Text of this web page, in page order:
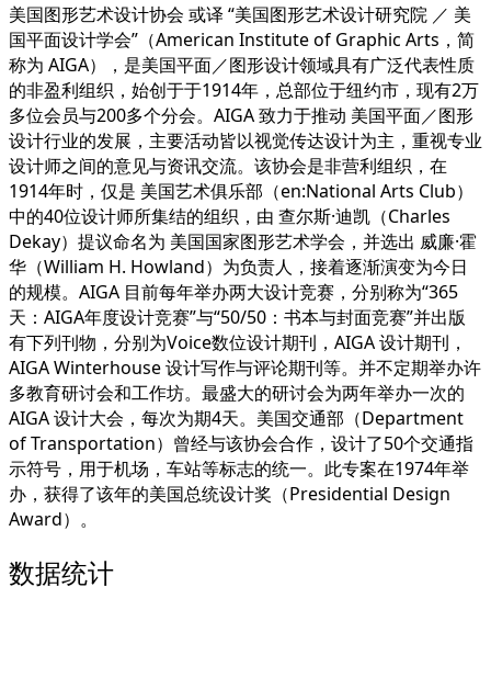
美国图形艺术设计协会 或译 “美国图形艺术设计研究院 ／ 美
国平面设计学会”（American Institute of Graphic Arts，简
称为 AIGA），是美国平面／图形设计领域具有广泛代表性质
的非盈利组织，始创于于1914年，总部位于纽约市，现有2万
多位会员与200多个分会。AIGA 致力于推动 美国平面／图形
设计行业的发展，主要活动皆以视觉传达设计为主，重视专业
设计师之间的意见与资讯交流。该协会是非营利组织，在
1914年时，仅是 美国艺术俱乐部（en:National Arts Club）
中的40位设计师所集结的组织，由 查尔斯·迪凯（Charles
Dekay）提议命名为 美国国家图形艺术学会，并选出 威廉·霍
华（William H. Howland）为负责人，接着逐渐演变为今日
的规模。AIGA 目前每年举办两大设计竞赛，分别称为“365
天：AIGA年度设计竞赛”与“50/50：书本与封面竞赛”并出版
有下列刊物，分别为Voice数位设计期刊，AIGA 设计期刊，
AIGA Winterhouse 设计写作与评论期刊等。并不定期举办许
多教育研讨会和工作坊。最盛大的研讨会为两年举办一次的
AIGA 设计大会，每次为期4天。美国交通部（Department
of Transportation）曾经与该协会合作，设计了50个交通指
示符号，用于机场，车站等标志的统一。此专案在1974年举
办，获得了该年的美国总统设计奖（Presidential Design
Award）。
数据统计